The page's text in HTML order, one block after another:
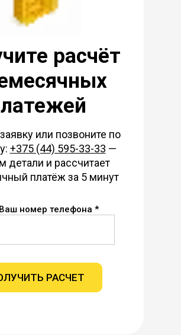
номер телефона *
РАСЧЕТ
или позвоните по
+375 (44) 595-33-33 —
детали и рассчитает
платёж за 5 минут
расчёт